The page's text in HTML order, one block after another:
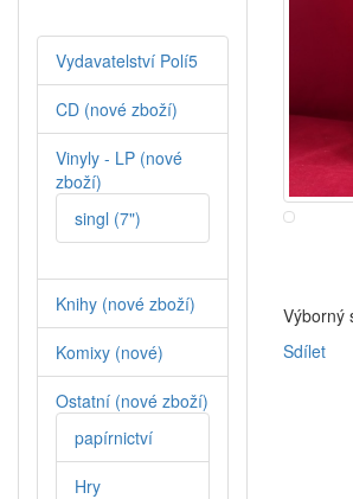
Výborný
Sdílet
Vydavatelství Polí5
CD (nové zboží)
Vinyly - LP (nové
zboží)
singl (7")
Knihy (nové zboží)
Komixy (nové)
Ostatní (nové zboží)
papírnictví
Hry